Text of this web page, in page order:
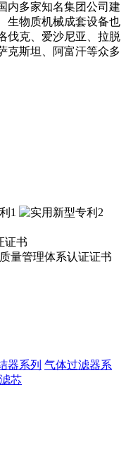
内多家知名集团公司建
生物质机械成套设备也
伐克、爱沙尼亚、拉脱
克斯坦、阿富汗等众多
器系列 气体过滤器系
芯